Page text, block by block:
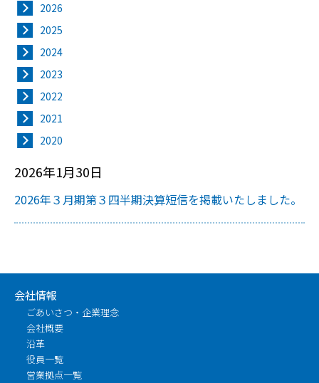
2026
2025
2024
2023
2022
2021
2020
2026年1月30日
2026年３月期第３四半期決算短信を掲載いたしました。
会社情報
ごあいさつ・企業理念
会社概要
沿革
役員一覧
営業拠点一覧